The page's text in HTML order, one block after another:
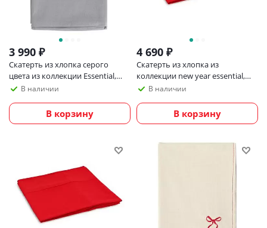
3 990 ₽
Скатерть из хлопка серого
цвета из коллекции Essential,
170х250 см
В наличии
В корзину
4 690 ₽
Скатерть из хлопка из
коллекции new year essential,
170х250 см
В наличии
В корзину